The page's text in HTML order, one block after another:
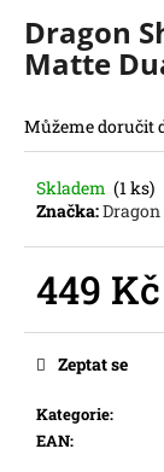
Dragon
Matte
Můžeme doručit
Skladem (1 ks)
Značka:Dragon
449 Kč
Kategorie:
EAN:
Zeptat se
D
p
o
u
u
e
m
e
ONE
PIECE